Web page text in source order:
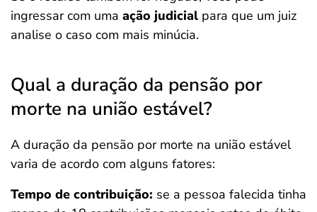
ingressar com uma ação judicial para que um juiz
analise o caso com mais minúcia.
Qual a duração da pensão por
morte na união estável?
A duração da pensão por morte na união estável
varia de acordo com alguns fatores:
Tempo de contribuição: se a pessoa falecida tinha